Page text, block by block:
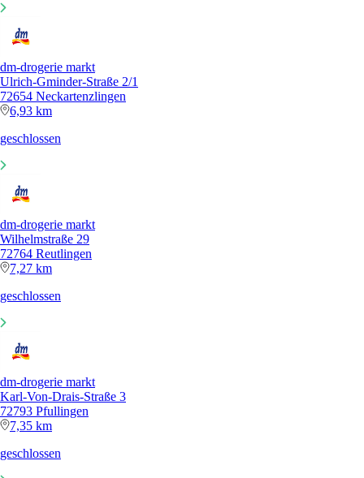
dm-drogerie markt
Ulrich-Gminder-Straße 2/1
72654 Neckartenzlingen
6,93 km
geschlossen
dm-drogerie markt
Wilhelmstraße 29
72764 Reutlingen
7,27 km
geschlossen
dm-drogerie markt
Karl-Von-Drais-Straße 3
72793 Pfullingen
7,35 km
geschlossen